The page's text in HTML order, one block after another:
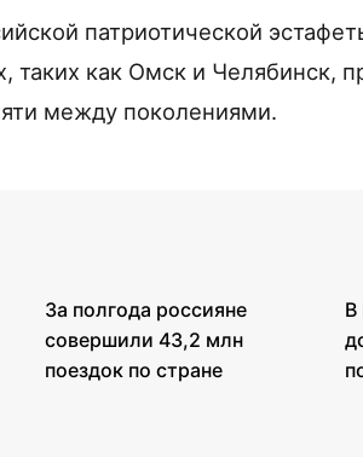
патриотической
таких как Омск и Челябинск,
между поколениями.
За полгода россияне
совершили 43,2 млн
поездок по стране
В